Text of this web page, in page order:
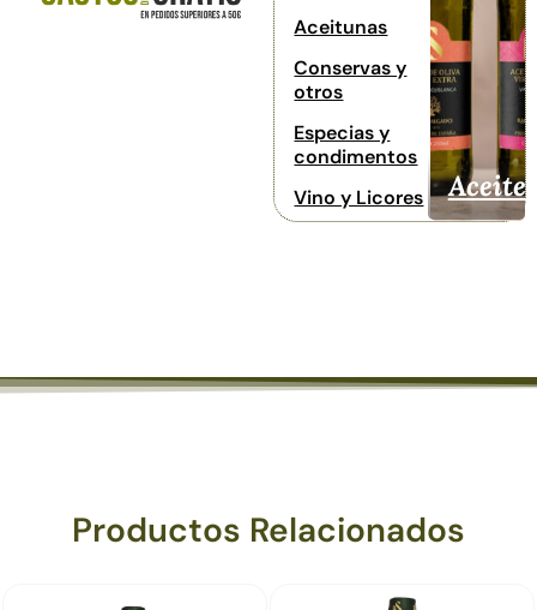
Aceites
Aceitunas
Conservas y
otros
Especias y
condimentos
Vino y Licores
Productos Relacionados